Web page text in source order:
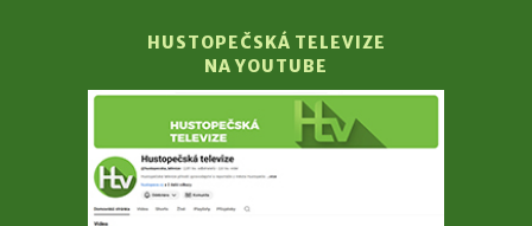
HUSTOPEČSKÁ TELEVIZE
NA YOUTUBE